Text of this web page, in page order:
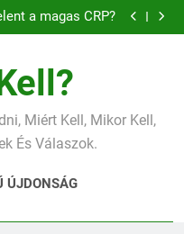
a magas CRP?
vérnyomás?
Miért fáj a váll?
a magas CRP?
vérnyomás?
az alacsony vas?
Miért fáj a váll?
Miért Kell, Mikor Kell,
És Válaszok.
ÚJDONSÁG